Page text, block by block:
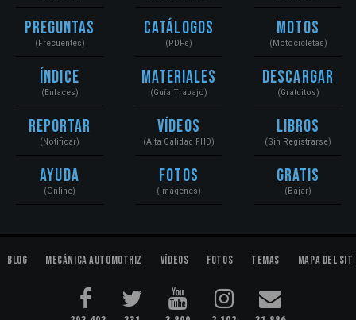
Preguntas
(Frecuentes)
Índice
(Enlaces)
Reportar
(Notificar)
Ayuda
(Online)
Catálogos
(PDFs)
Materiales
(Guía Trabajo)
Vídeos
(Alta Calidad FHD)
Fotos
(Imágenes)
Motos
(Motocicletas)
Descargar
(Gratuitos)
Libros
(Sin Registrarse)
Gratis
(Bajar)
Blog Mecánica Automotriz Vídeos Fotos Temas Mapa del